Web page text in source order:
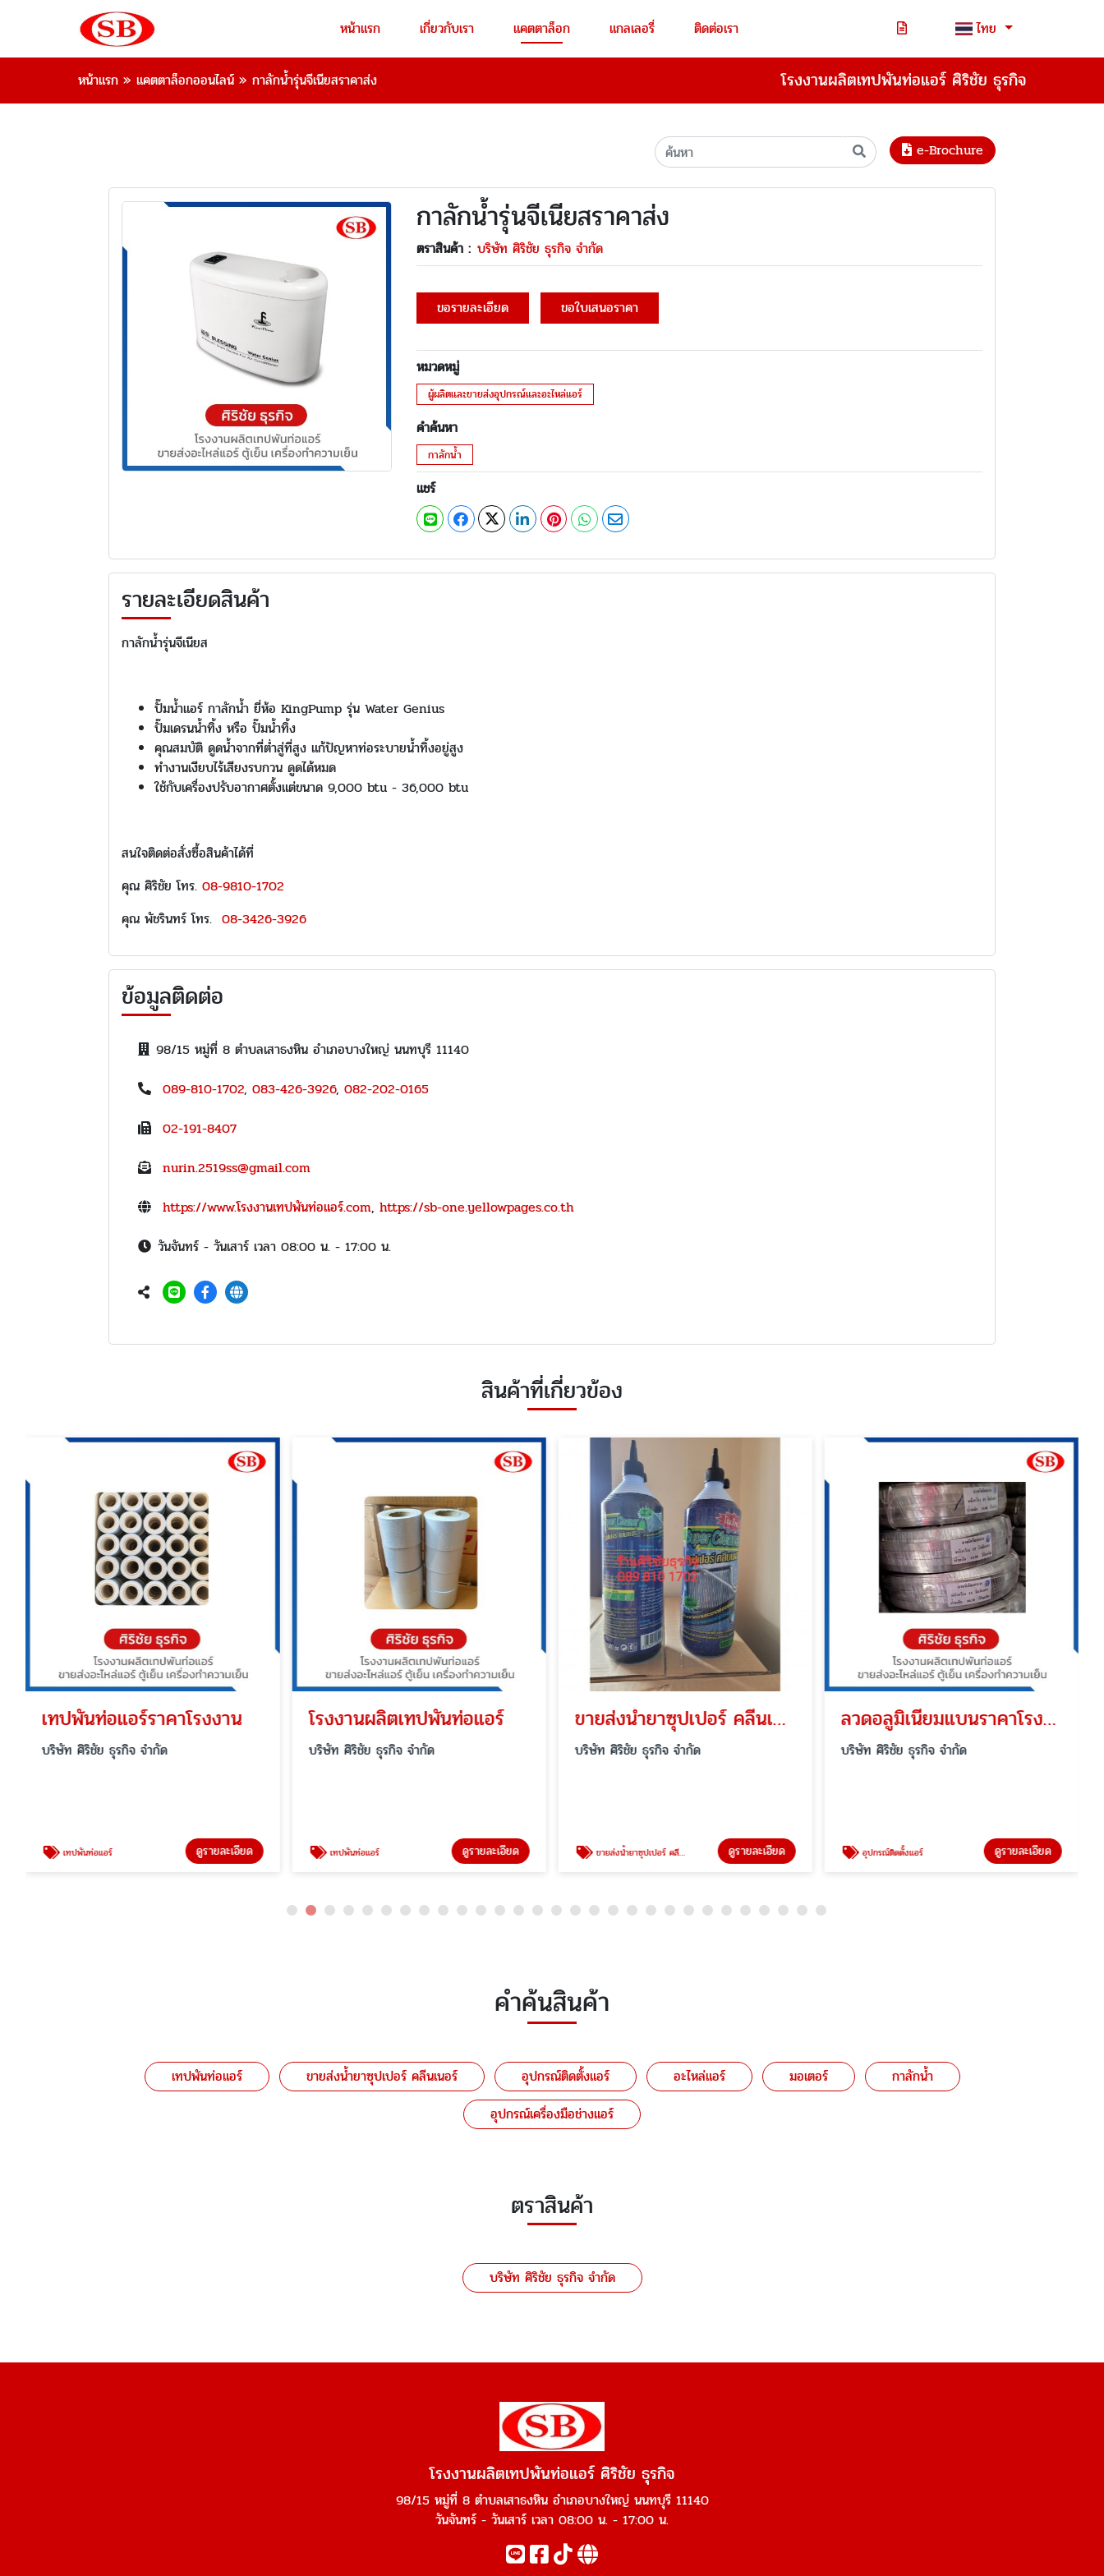
หน้าแรก เกี่ยวกับเรา แคตตาล็อก แกลเลอรี่ ติดต่อเรา ไทย
หน้าแรก » แคตตาล็อกออนไลน์ » กาลักน้ำรุ่นจีเนียสราคาส่ง โรงงานผลิตเทปพันท่อแอร์ ศิริชัย ธุรกิจ
e-Brochure
กาลักน้ำรุ่นจีเนียสราคาส่ง
ตราสินค้า : บริษัท ศิริชัย ธุรกิจ จำกัด
ขอรายละเอียด ขอใบเสนอราคา
หมวดหมู่
ผู้ผลิตและขายส่งอุปกรณ์และอะไหล่แอร์
คำค้นหา
กาลักน้ำ
แชร์
รายละเอียดสินค้า
กาลักน้ำรุ่นจีเนียส
ปั๊มน้ำแอร์ กาลักน้ำ ยี่ห้อ KingPump รุ่น Water Genius
ปั๊มเดรนน้ำทิ้ง หรือ ปั๊มน้ำทิ้ง
คุณสมบัติ ดูดน้ำจากที่ต่ำสู่ที่สูง แก้ปัญหาท่อระบายน้ำทิ้งอยู่สูง
ทำงานเงียบไร้เสียงรบกวน ดูดได้หมด
ใช้กับเครื่องปรับอากาศตั้งแต่ขนาด 9,000 btu - 36,000 btu
สนใจติดต่อสั่งซื้อสินค้าได้ที่
คุณ ศิริชัย โทร. 08-9810-1702
คุณ พัชรินทร์ โทร. 08-3426-3926
ข้อมูลติดต่อ
98/15 หมู่ที่ 8 ตำบลเสาธงหิน อำเภอบางใหญ่ นนทบุรี 11140
089-810-1702, 083-426-3926, 082-202-0165
02-191-8407
nurin.2519ss@gmail.com
https://www.โรงงานเทปพันท่อแอร์.com, https://sb-one.yellowpages.co.th
วันจันทร์ - วันเสาร์ เวลา 08:00 น. - 17:00 น.
สินค้าที่เกี่ยวข้อง
เทปพันท่อแอร์ราคาโรงงาน
บริษัท ศิริชัย ธุรกิจ จำกัด
เทปพันท่อแอร์ ดูรายละเอียด
โรงงานผลิตเทปพันท่อแอร์
บริษัท ศิริชัย ธุรกิจ จำกัด
เทปพันท่อแอร์ ดูรายละเอียด
ขายส่งน้ำยาซุปเปอร์ คลีนเนอร์
บริษัท ศิริชัย ธุรกิจ จำกัด
ขายส่งน้ำยาซุปเปอร์ คลีนเนอร์ ดูรายละเอียด
ลวดอลูมิเนียมแบนราคาโรงงาน
บริษัท ศิริชัย ธุรกิจ จำกัด
อุปกรณ์ติดตั้งแอร์ ดูรายละเอียด
คำค้นสินค้า
เทปพันท่อแอร์ ขายส่งน้ำยาซุปเปอร์ คลีนเนอร์ อุปกรณ์ติดตั้งแอร์ อะไหล่แอร์ มอเตอร์
กาลักน้ำ
อุปกรณ์เครื่องมือช่างแอร์
ตราสินค้า
บริษัท ศิริชัย ธุรกิจ จำกัด
โรงงานผลิตเทปพันท่อแอร์ ศิริชัย ธุรกิจ
98/15 หมู่ที่ 8 ตำบลเสาธงหิน อำเภอบางใหญ่ นนทบุรี 11140
วันจันทร์ - วันเสาร์ เวลา 08:00 น. - 17:00 น.